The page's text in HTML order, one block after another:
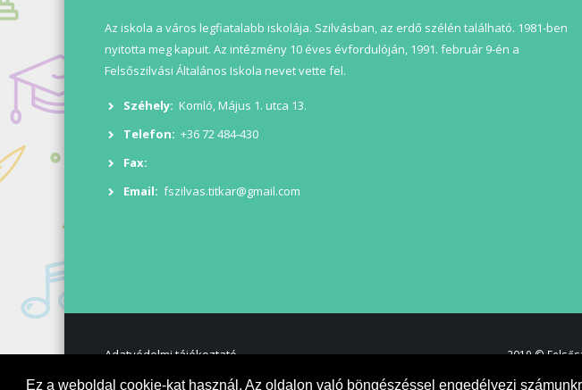
Ez a weboldal cookie-kat használ. Az oldalon való böngészéssel engedélyezi
Az iskola a város legfiatalabb iskolája. Szilvásban, az erdő szélén található. 1981-ben
nyitotta meg kapuit. Az intézmény 10 éves évfordulóján, 1991. február 9-én a
Felsőszilvási Általános Iskola nevet vette fel.
Széhely: Komló, Május 1. utca 13.
Telefon: +36 72 484-430
Fax:
Email: fszilvas.titkar@gmail.com
Adatvédelmi tájékoztató 2019 ©